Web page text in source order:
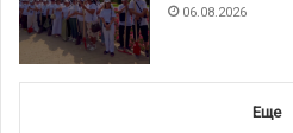
06.08.2026
Еще